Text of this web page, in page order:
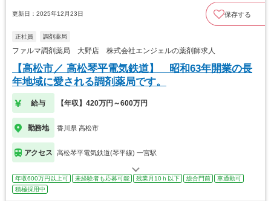
更新日：2025年12月23日 保存する
正社員 調剤薬局
ファルマ調剤薬局 大野店 株式会社エンジェルの薬剤師求人
【高松市／ 高松琴平電気鉄道】 昭和63年開業の長
年地域に愛される調剤薬局です。
給与 【年収】420万円～600万円
勤務地 香川県 高松市
アクセス 高松琴平電気鉄道(琴平線) 一宮駅
年収600万円以上可 未経験者も応募可能 残業月10ｈ以下 総合門前
車通勤可
積極採用中